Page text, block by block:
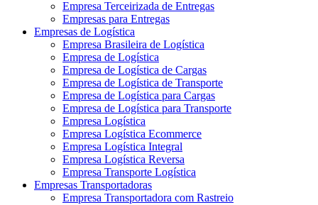
Empresa Terceirizada de Entregas
Empresas para Entregas
Empresas de Logística
Empresa Brasileira de Logística
Empresa de Logística
Empresa de Logística de Cargas
Empresa de Logística de Transporte
Empresa de Logística para Cargas
Empresa de Logística para Transporte
Empresa Logística
Empresa Logística Ecommerce
Empresa Logística Integral
Empresa Logística Reversa
Empresa Transporte Logística
Empresas Transportadoras
Empresa Transportadora com Rastreio